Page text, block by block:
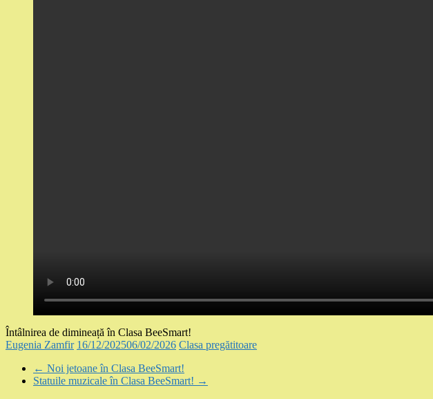
Întâlnirea de dimineață în Clasa BeeSmart!
Eugenia Zamfir 16/12/202506/02/2026 Clasa pregătitoare
← Noi jetoane în Clasa BeeSmart!
Statuile muzicale în Clasa BeeSmart! →